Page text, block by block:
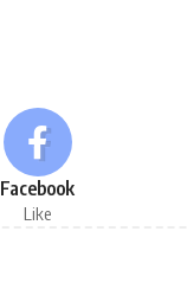
Facebook
Like